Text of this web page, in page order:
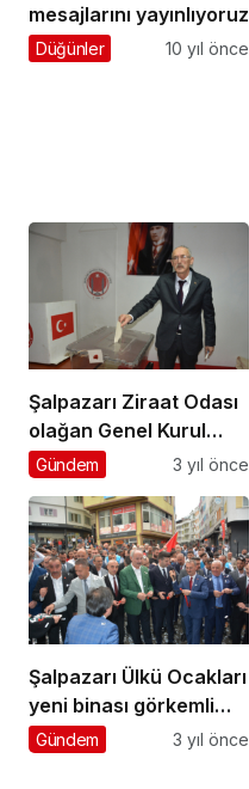
mesajlarını yayınlıyoruz
Düğünler 10 yıl önce
Şalpazarı Ziraat Odası
olağan Genel Kurul
toplantısı yapıldı
Gündem 3 yıl önce
Şalpazarı Ülkü Ocakları
yeni binası görkemli
törenle hizmete açıldı
Gündem 3 yıl önce